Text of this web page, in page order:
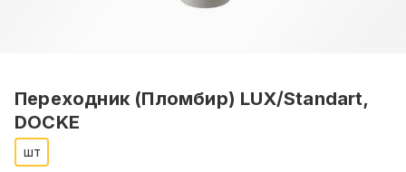
Переходник (Пломбир) LUX/Standart,
DOCKE
шт